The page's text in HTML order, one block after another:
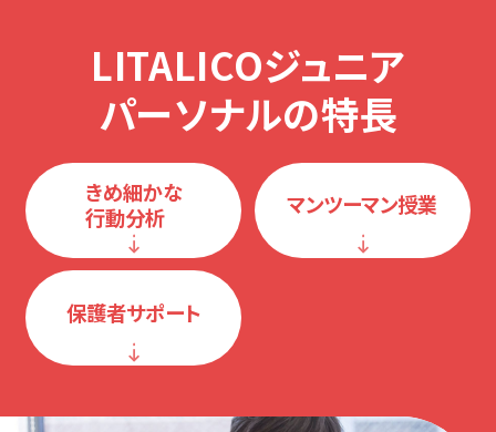
LITALICOジュニア
パーソナルの特長
きめ細かな
行動分析
マンツーマン授業
保護者サポート